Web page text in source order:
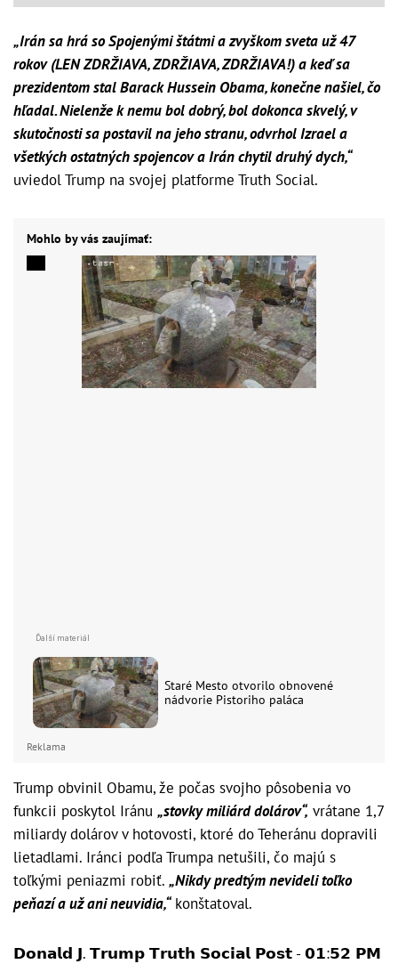
„Irán sa hrá so Spojenými štátmi a zvyškom sveta už 47
rokov (LEN ZDRŽIAVA, ZDRŽIAVA, ZDRŽIAVA!) a keď sa
prezidentom stal Barack Hussein Obama, konečne našiel, čo
hľadal. Nielenže k nemu bol dobrý, bol dokonca skvelý, v
skutočnosti sa postavil na jeho stranu, odvrhol Izrael a
všetkých ostatných spojencov a Irán chytil druhý dych,“
uviedol Trump na svojej platforme Truth Social.
Mohlo by vás zaujímať:
Staré Mesto otvorilo obnovené
nádvorie Pistoriho paláca
Reklama
Trump obvinil Obamu, že počas svojho pôsobenia vo
funkcii poskytol Iránu „stovky miliárd dolárov“, vrátane 1,7
miliardy dolárov v hotovosti, ktoré do Teheránu dopravili
lietadlami. Iránci podľa Trumpa netušili, čo majú s
toľkými peniazmi robiť. „Nikdy predtým nevideli toľko
peňazí a už ani neuvidia,“konštatoval.
𝗗𝗼𝗻𝗮𝗹𝗱 𝗝. 𝗧𝗿𝘂𝗺𝗽 𝗧𝗿𝘂𝘁𝗵 𝗦𝗼𝗰𝗶𝗮𝗹 𝗣𝗼𝘀𝘁 - 𝟬𝟭:𝟱𝟮 𝗣𝗠